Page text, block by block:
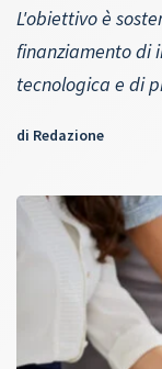
L'obiettivo è
finanziamento di
tecnologica e di
di Redazione